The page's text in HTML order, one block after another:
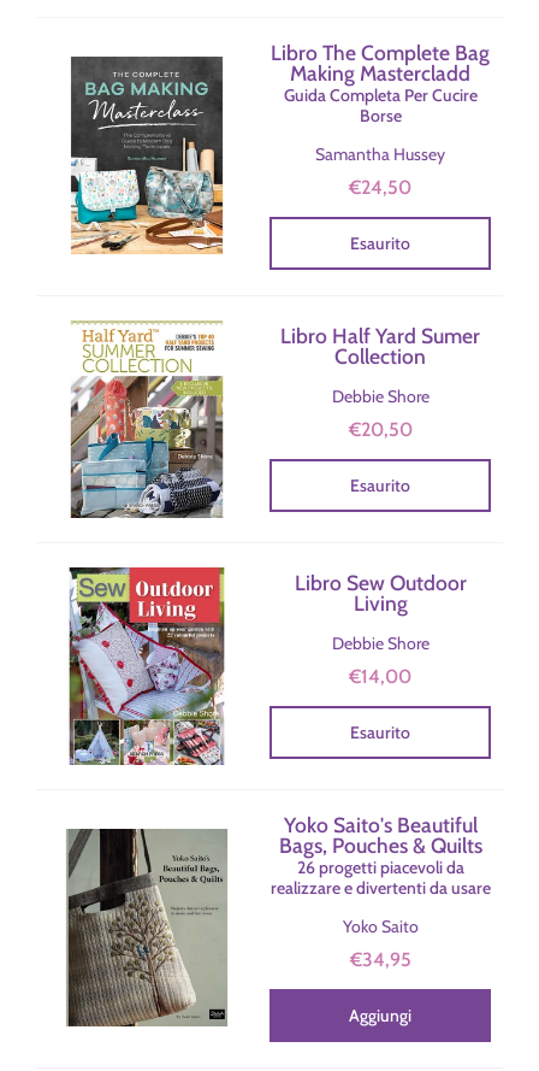
Libro The Complete Bag
Making Mastercladd
Guida Completa Per Cucire
Borse
Samantha Hussey
€24,50
Esaurito
Libro Half Yard Sumer
Collection
Debbie Shore
€20,50
Esaurito
Libro Sew Outdoor
Living
Debbie Shore
€14,00
Esaurito
Yoko Saito's Beautiful
Bags, Pouches & Quilts
26 progetti piacevoli da
realizzare e divertenti da usare
Yoko Saito
€34,95
Aggiungi